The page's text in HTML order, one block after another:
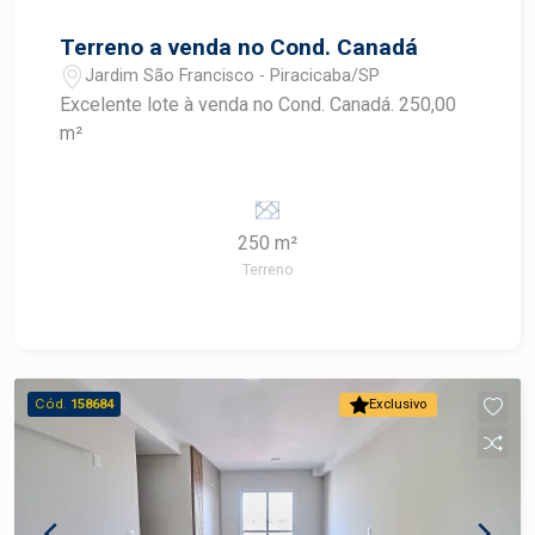
Terreno a venda no Cond. Canadá
Jardim São Francisco - Piracicaba/SP
Excelente lote à venda no Cond. Canadá. 250,00
m²
250 m²
Terreno
Exclusivo
Cód. 158684